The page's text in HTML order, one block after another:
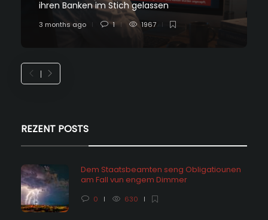
ihren Banken im Stich gelassen
3 months ago 1 1967
REZENT POSTS
Dem Staatsbeamten seng Obligatiounen
am Fall vun engem Dimmer
0 630